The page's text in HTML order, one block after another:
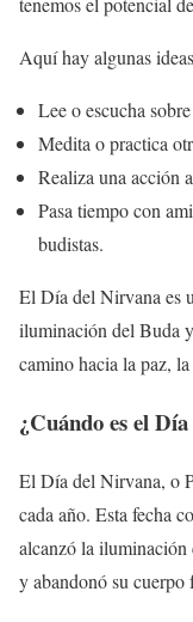
Aquí hay algunas
Lee o escucha
Medita o practica
Realiza una acción
Pasa tiempo con
budistas.
El Día del Nirvana es
iluminación del Buda
camino hacia la paz,
¿Cuándo es el
El Día del Nirvana, o
cada año. Esta fecha
alcanzó la iluminación
y abandonó su cuerpo